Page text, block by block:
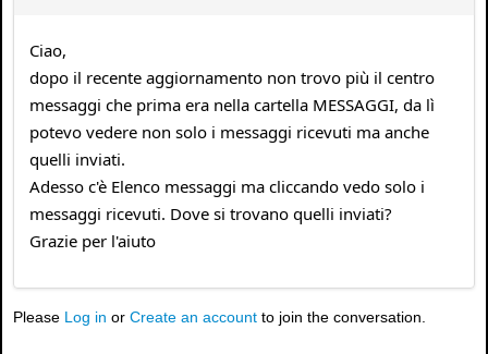
Ciao,
dopo il recente aggiornamento non trovo più il centro
messaggi che prima era nella cartella MESSAGGI, da lì
potevo vedere non solo i messaggi ricevuti ma anche
quelli inviati.
Adesso c'è Elenco messaggi ma cliccando vedo solo i
messaggi ricevuti. Dove si trovano quelli inviati?
Grazie per l'aiuto
Please Log in or Create an account to join the conversation.